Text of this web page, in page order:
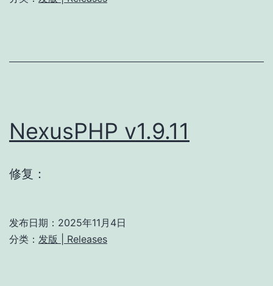
NexusPHP v1.9.11
修复：
发布日期： 2025年11月4日
分类： 发版 | Releases